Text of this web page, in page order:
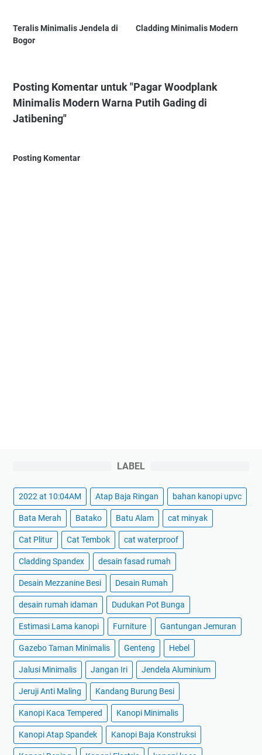
Teralis Minimalis Jendela di
Bogor
Cladding Minimalis Modern
Posting Komentar untuk "Pagar Woodplank
Minimalis Modern Warna Putih Gading di
Jatibening"
Posting Komentar
LABEL
2022 at 10:04AM Atap Baja Ringan bahan kanopi upvc
Bata Merah Batako Batu Alam cat minyak
Cat Plitur Cat Tembok cat waterproof
Cladding Spandex desain fasad rumah
Desain Mezzanine Besi Desain Rumah
desain rumah idaman Dudukan Pot Bunga
Estimasi Lama kanopi Furniture Gantungan Jemuran
Gazebo Taman Minimalis Genteng Hebel
Jalusi Minimalis Jangan Iri Jendela Aluminium
Jeruji Anti Maling Kandang Burung Besi
Kanopi Kaca Tempered Kanopi Minimalis
Kanopi Atap Spandek Kanopi Baja Konstruksi